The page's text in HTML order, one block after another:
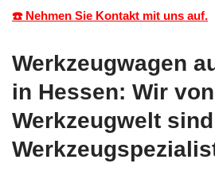
☎️ Nehmen Sie Kontakt mit uns auf.
Werkzeugwagen
in Hessen: Wir
Werkzeugwelt